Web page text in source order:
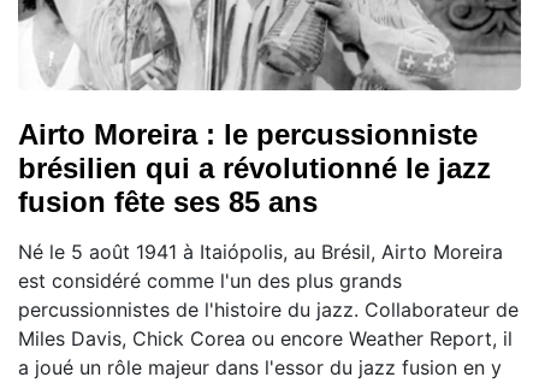
Airto Moreira : le percussionniste
brésilien qui a révolutionné le jazz
fusion fête ses 85 ans
Né le 5 août 1941 à Itaiópolis, au Brésil, Airto Moreira
est considéré comme l'un des plus grands
percussionnistes de l'histoire du jazz. Collaborateur de
Miles Davis, Chick Corea ou encore Weather Report, il
a joué un rôle majeur dans l'essor du jazz fusion en y